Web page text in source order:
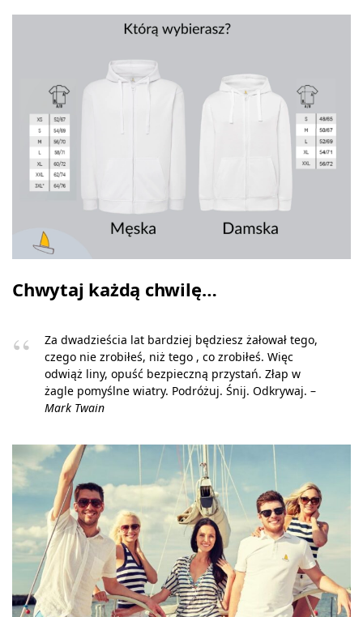
Chwytaj każdą chwilę…
Za dwadzieścia lat bardziej będziesz żałował tego,
czego nie zrobiłeś, niż tego , co zrobiłeś. Więc
odwiąż liny, opuść bezpieczną przystań. Złap w
żagle pomyślne wiatry. Podróżuj. Śnij. Odkrywaj. –
Mark Twain